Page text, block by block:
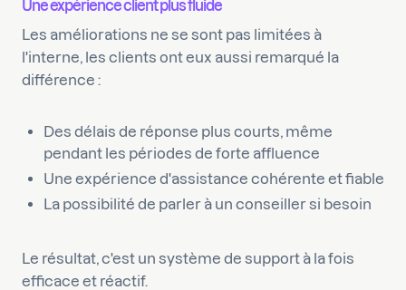
Une expérience client plus fluide
Les améliorations ne se sont pas limitées à
l'interne, les clients ont eux aussi remarqué la
différence :
Des délais de réponse plus courts, même
pendant les périodes de forte affluence
Une expérience d'assistance cohérente et fiable
La possibilité de parler à un conseiller si besoin
Le résultat, c'est un système de support à la fois
efficace et réactif.